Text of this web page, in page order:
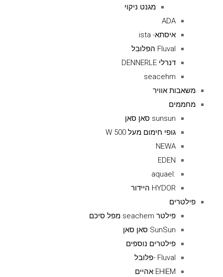
מגנט ניקוי
ADA
איסתא- ista
Fluval הפלובל
דנרלי DENNERLE
seacehm
משאבות אוויר
מחממים
sunsun סאן סאן
גופי חימום מעל 500 W
NEWA
EDEN
.aquael
HYDOR היידור
פילטרים
פילטר seachem מפל סיכם
SunSun סאן סאן
פילטרים נוספים
Fluval -פלובל
EHIEM אהיים